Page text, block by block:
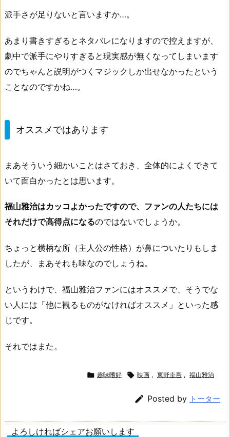
派手さが足りないと言いますか…。
あまり書きすぎるとネタバレになりますので控えますが、
劇中で派手にやりすぎると現実感が無くなってしまいます
のでちゃんと説明がつくマジックしか出せなかったという
ことなのですかね…。
オススメではあります
まあそういう細かいことはさておき、全体的によくできて
いて面白かったとは思います。
福山雅治はカッコよかったですので、ファンの人たちには
それだけで高得点になるのではないでしょうか。
ちょっと横柄な所（主人公の性格）が鼻についたりもしま
したが、まあそれも味なのでしょうね。
というわけで、福山雅治ファンにはオススメで、そうでな
い人には「他に観るものがなければオススメ」といった感
じです。
それではまた。
 趣味嗜好  映画 , 東野圭吾 , 福山雅治
 Posted by トーター
よろしければシェアお願いします